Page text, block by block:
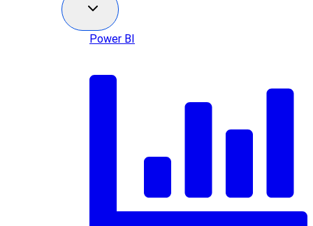
Power BI